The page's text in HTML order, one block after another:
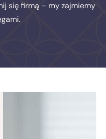
się firmą – my zajmiemy